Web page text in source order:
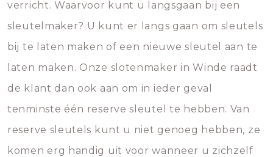
verricht. Waarvoor kunt u langsgaan bij een
sleutelmaker? U kunt er langs gaan om sleutels
bij te laten maken of een nieuwe sleutel aan te
laten maken. Onze slotenmaker in Winde raadt
de klant dan ook aan om in ieder geval
tenminste één reserve sleutel te hebben. Van
reserve sleutels kunt u niet genoeg hebben, ze
komen erg handig uit voor wanneer u zichzelf